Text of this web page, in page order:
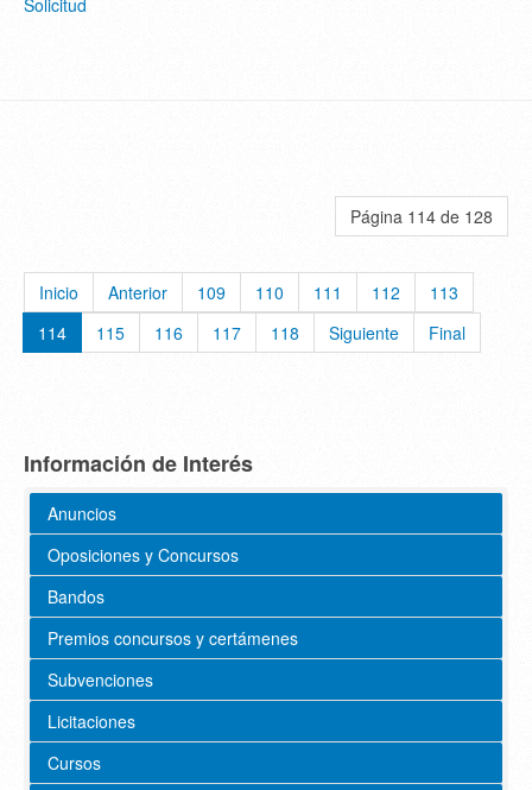
Solicitud
Página 114 de 128
Inicio Anterior 109 110 111 112
113
114
115 116 117 118 Siguiente Final
Información de Interés
Anuncios
Oposiciones y Concursos
Bandos
Premios concursos y certámenes
Subvenciones
Licitaciones
Cursos